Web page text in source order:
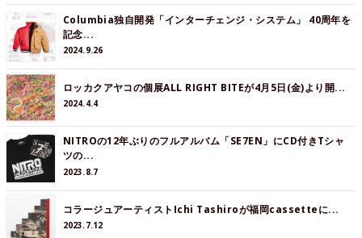
Columbia独自開発「インターチェンジ・システム」 40周年を
記念...
2024.9.26
ロッカクアヤコの個展ALL RIGHT BITEが4月5日(金)より開...
2024.4.4
NITROの12年ぶりのフルアルバム「SE7EN」にCD付きTシャ
ツの...
2023.8.7
コラージュアーティストIchi Tashiroが福岡cassetteに...
2023.7.12